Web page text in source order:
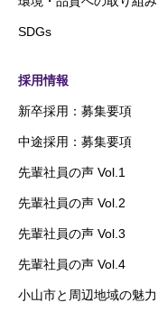
SDGs
採用情報
新卒採用：募集要項
中途採用：募集要項
先輩社員の声 Vol.1
先輩社員の声 Vol.2
先輩社員の声 Vol.3
先輩社員の声 Vol.4
小山市と周辺地域の魅力